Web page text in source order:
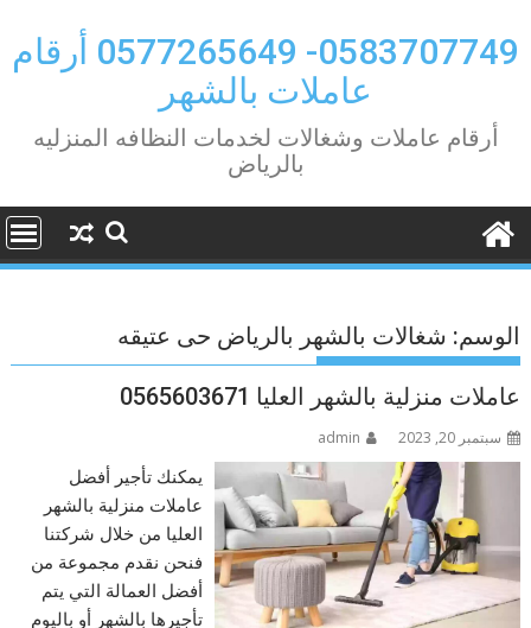
to
content
0583707749- 0577265649 أرقام
عاملات بالشهر
أرقام عاملات وشغالات لخدمات النظافه المنزليه
بالرياض
الوسم: شغالات بالشهر بالرياض حى عتيقه
عاملات منزلية بالشهر العليا 0565603671
سبتمبر 20, 2023 admin
يمكنك تأجير أفضل
عاملات منزلية بالشهر
العليا من خلال شركتنا
فنحن نقدم مجموعة من
أفضل العمالة التي يتم
تأجيرها بالشهر أو باليوم